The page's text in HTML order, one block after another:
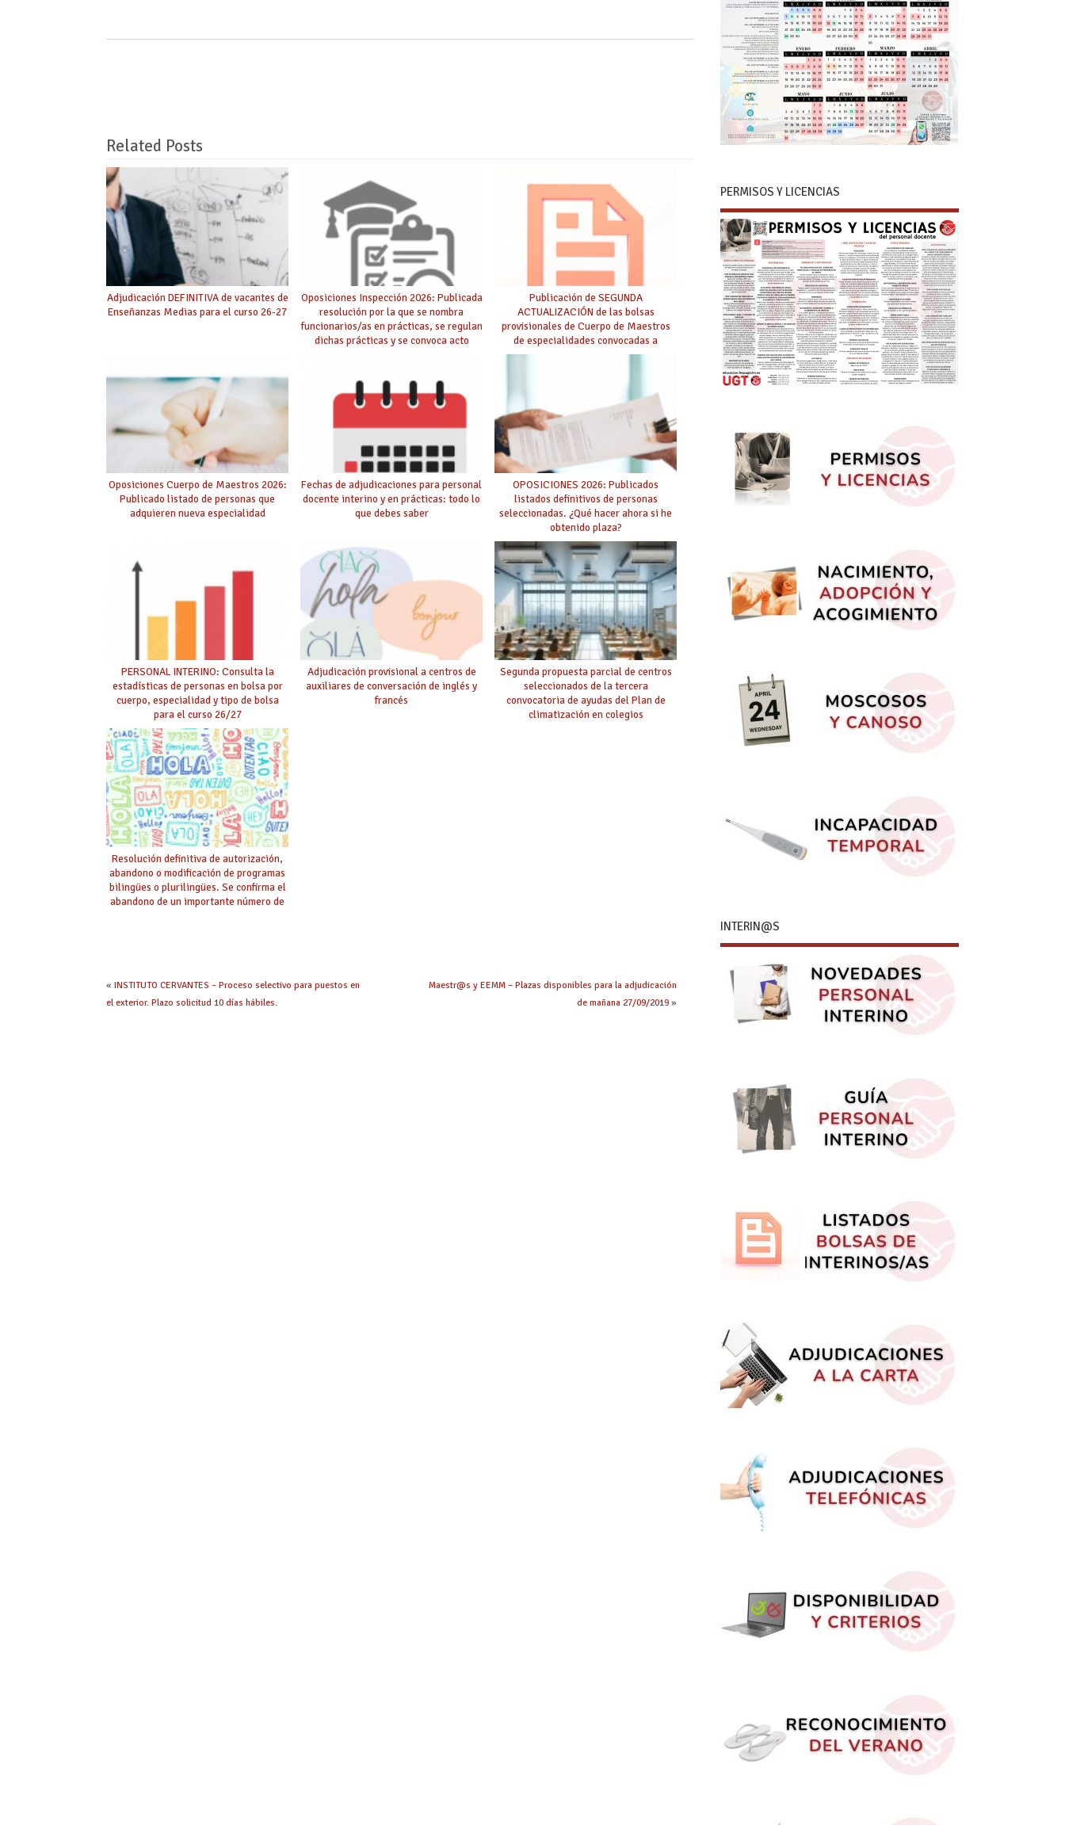
Related Posts
Adjudicación DEFINITIVA de vacantes de
Enseñanzas Medias para el curso 26-27
Oposiciones Inspección 2026: Publicada
resolución por la que se nombra
funcionarios/as en prácticas, se regulan
dichas prácticas y se convoca acto
Publicación de SEGUNDA
ACTUALIZACIÓN de las bolsas
provisionales de Cuerpo de Maestros
de especialidades convocadas a
Oposiciones Cuerpo de Maestros 2026:
Publicado listado de personas que
adquieren nueva especialidad
Fechas de adjudicaciones para personal
docente interino y en prácticas: todo lo
que debes saber
OPOSICIONES 2026: Publicados
listados definitivos de personas
seleccionadas. ¿Qué hacer ahora si he
obtenido plaza?
PERSONAL INTERINO: Consulta la
estadísticas de personas en bolsa por
cuerpo, especialidad y tipo de bolsa
para el curso 26/27
Adjudicación provisional a centros de
auxiliares de conversación de inglés y
francés
Segunda propuesta parcial de centros
seleccionados de la tercera
convocatoria de ayudas del Plan de
climatización en colegios
Resolución definitiva de autorización,
abandono o modificación de programas
bilingües o plurilingües. Se confirma el
abandono de un importante número de
«INSTITUTO CERVANTES – Proceso selectivo para puestos en
el exterior. Plazo solicitud 10 días hábiles.
Maestr@s y EEMM – Plazas disponibles para la adjudicación
de mañana 27/09/2019 »
PERMISOS Y LICENCIAS
INTERIN@S